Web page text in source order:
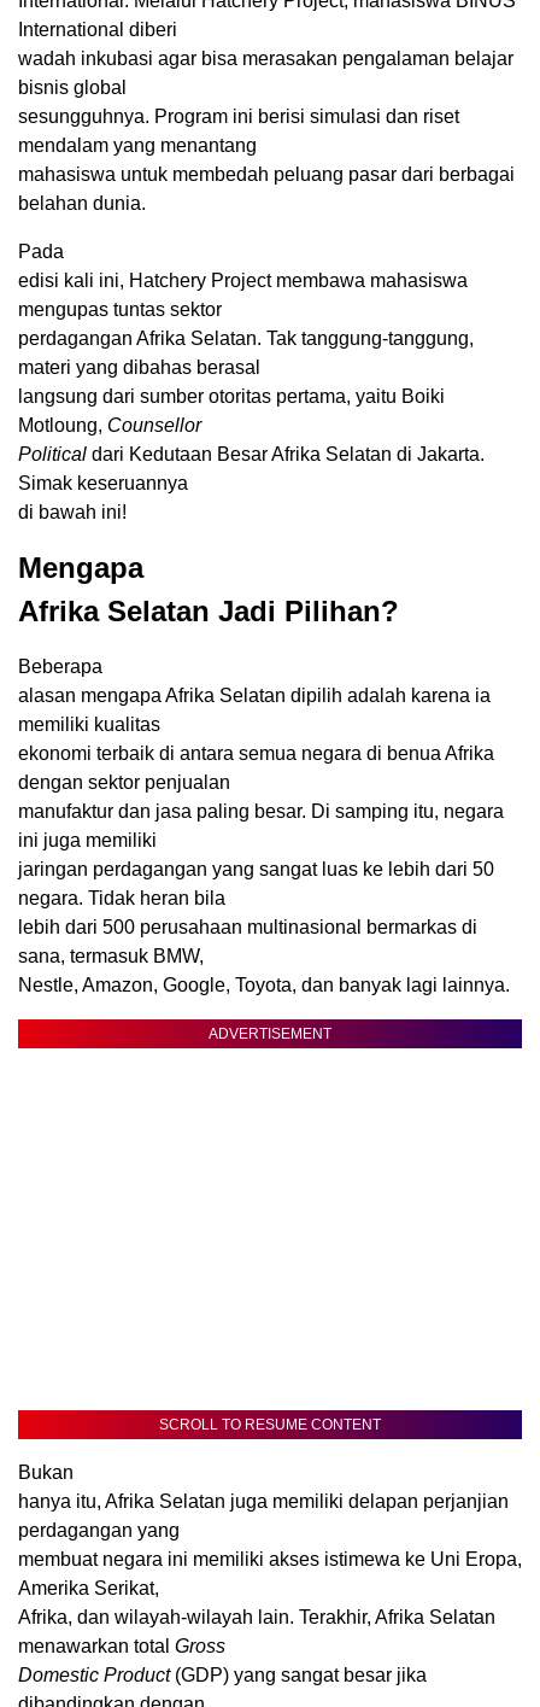
International diberi
wadah inkubasi agar bisa merasakan pengalaman belajar
bisnis global
sesungguhnya. Program ini berisi simulasi dan riset
mendalam yang menantang
mahasiswa untuk membedah peluang pasar dari berbagai
belahan dunia.
Pada
edisi kali ini, Hatchery Project membawa mahasiswa
mengupas tuntas sektor
perdagangan Afrika Selatan. Tak tanggung-tanggung,
materi yang dibahas berasal
langsung dari sumber otoritas pertama, yaitu Boiki
Motloung, Counsellor
Political dari Kedutaan Besar Afrika Selatan di Jakarta.
Simak keseruannya
di bawah ini!
Mengapa
Afrika Selatan Jadi Pilihan?
Beberapa
alasan mengapa Afrika Selatan dipilih adalah karena ia
memiliki kualitas
ekonomi terbaik di antara semua negara di benua Afrika
dengan sektor penjualan
manufaktur dan jasa paling besar. Di samping itu, negara
ini juga memiliki
jaringan perdagangan yang sangat luas ke lebih dari 50
negara. Tidak heran bila
lebih dari 500 perusahaan multinasional bermarkas di
sana, termasuk BMW,
Nestle, Amazon, Google, Toyota, dan banyak lagi lainnya.
ADVERTISEMENT
SCROLL TO RESUME CONTENT
Bukan
hanya itu, Afrika Selatan juga memiliki delapan perjanjian
perdagangan yang
membuat negara ini memiliki akses istimewa ke Uni Eropa,
Amerika Serikat,
Afrika, dan wilayah-wilayah lain. Terakhir, Afrika Selatan
menawarkan total Gross
Domestic Product (GDP) yang sangat besar jika